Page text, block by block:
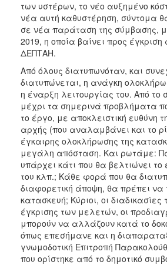
των υστέρων, το νέο αυξημένο
νέα αυτή καθυστέρηση, σύντομα
σε νέα παράταση της σύμβασης,
2019, η οποία βαίνει προς έγκριση
ΔΕΠΤΑΗ.
Από όλους διατυπωνόταν, και
διατυπώνεται, η ανάγκη
η έναρξη λειτουργίας του. Από το
μέχρι τα σημερινά προβλήματα
το έργο, με αποκλειστική ευθύνη
αρχής (που αναλαμβάνει και το
έγκαιρης ολοκλήρωσης της
μεγάλη απόσταση. Και ρωτάμε:
υπάρχει κάτι που θα βελτιώνει το
του κλπ.; Κάθε φορά που θα
διαφορετική άποψη, θα πρέπει να
κατασκευή; Κύριοι, οι
έγκρισης των μελετών, οι
μπορούν να αλλάζουν κατά το
όπως επεσήμανε και η
γνωμοδοτική Επιτροπή
που ορίστηκε από το δημοτικό